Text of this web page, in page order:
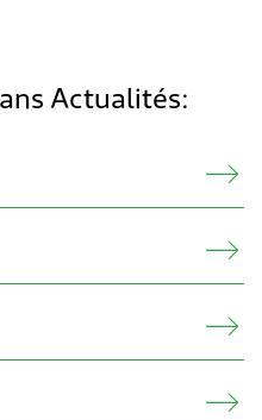
Actualités: